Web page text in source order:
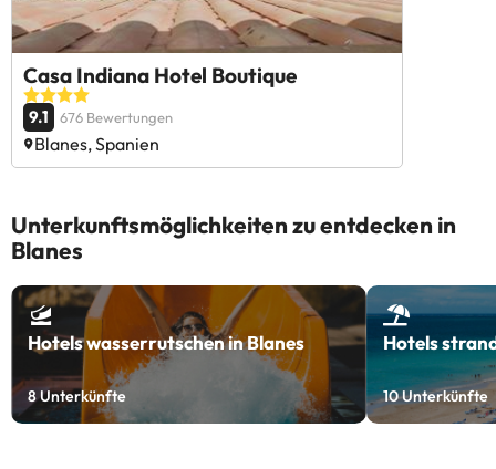
Casa Indiana Hotel Boutique
9.1 676 Bewertungen
Blanes, Spanien
Unterkunftsmöglichkeiten zu entdecken in
Blanes
Hotels wasserrutschen in Blanes
8Unterkünfte
Hotels
10Unterkünfte